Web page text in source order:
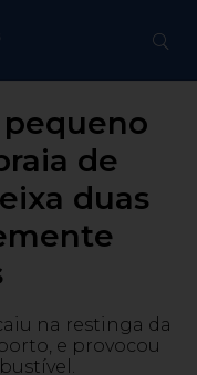
de
duas
na restinga da
e provocou